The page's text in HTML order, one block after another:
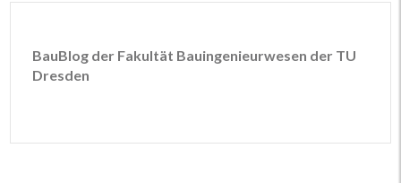
BauBlog der Fakultät Bauingenieurwesen der TU
Dresden